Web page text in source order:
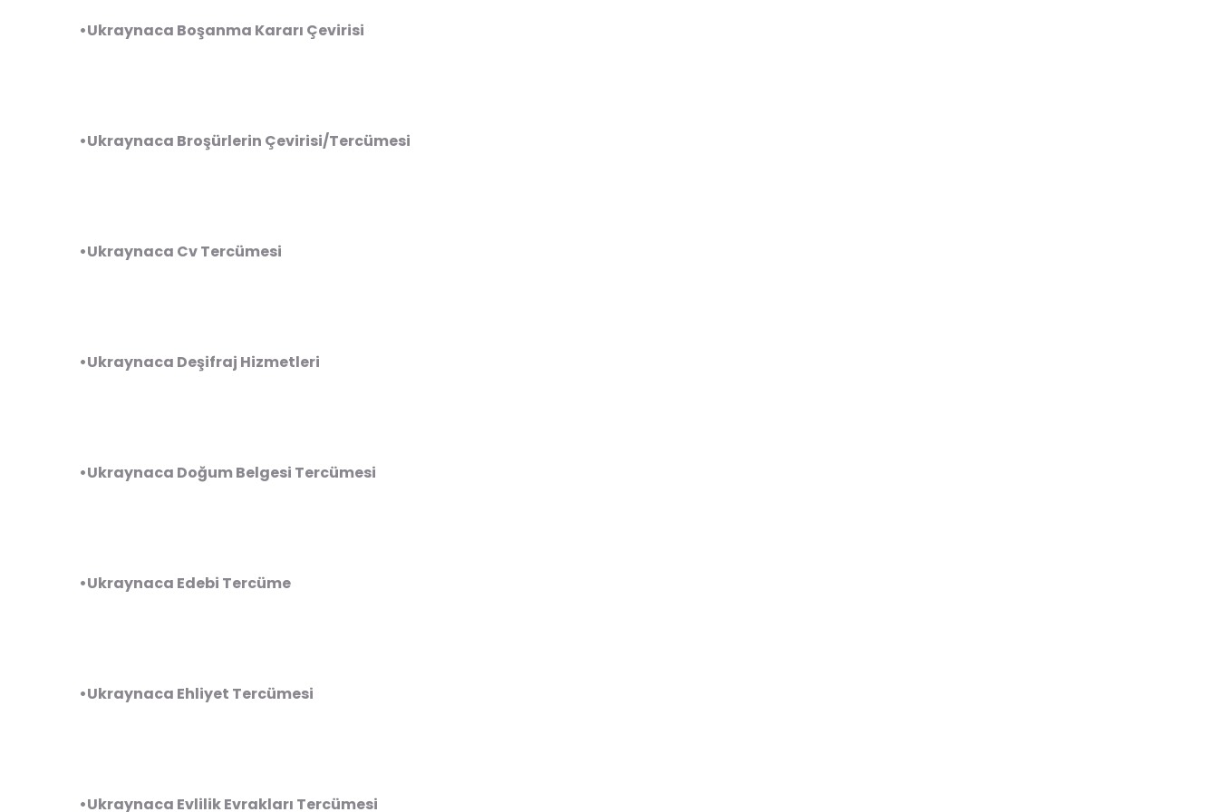
•Ukraynaca Boşanma Kararı Çevirisi
•Ukraynaca Broşürlerin Çevirisi/Tercümesi
•Ukraynaca Cv Tercümesi
•Ukraynaca Deşifraj Hizmetleri
•Ukraynaca Doğum Belgesi Tercümesi
•Ukraynaca Edebi Tercüme
•Ukraynaca Ehliyet Tercümesi
•Ukraynaca Evlilik Evrakları Tercümesi